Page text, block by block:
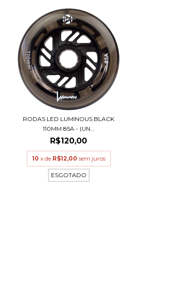
RODAS LED LUMINOUS BLACK
110MM 85A - (UN...
R$120,00
10 x de R$12,00 sem juros
ESGOTADO